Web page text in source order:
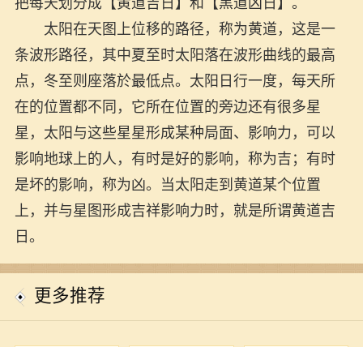
太阳在天图上位移的路径，称为黄道，这是一
条波形路径，其中夏至时太阳落在波形曲线的最高
点，冬至则座落於最低点。太阳日行一度，每天所
在的位置都不同，它所在位置的旁边还有很多星
星，太阳与这些星星形成某种局面、影响力，可以
影响地球上的人，有时是好的影响，称为吉；有时
是坏的影响，称为凶。当太阳走到黄道某个位置
上，并与星图形成吉祥影响力时，就是所谓黄道吉
日。
更多推荐